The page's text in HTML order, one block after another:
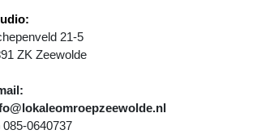
21-5
ZK Zeewolde
085-0640737